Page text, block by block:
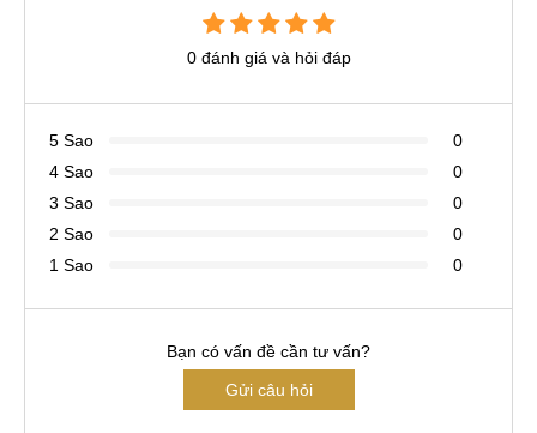
0 đánh giá và hỏi đáp
5 Sao
0
4 Sao
0
3 Sao
0
2 Sao
0
1 Sao
0
Bạn có vấn đề cần tư vấn?
Gửi câu hỏi